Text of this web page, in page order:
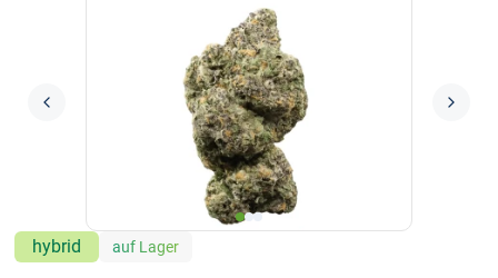
hybrid auf Lager